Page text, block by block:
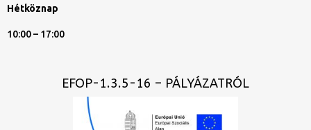
Hétköznap
10:00 – 17:00
EFOP-1.3.5-16 – PÁLYÁZATRÓL